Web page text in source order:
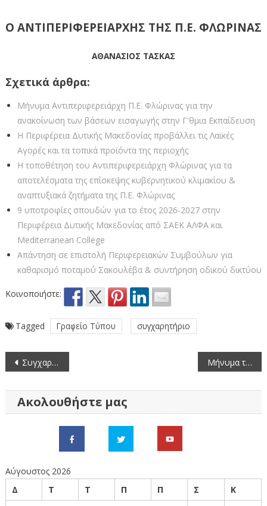
Ο ΑΝΤΙΠΕΡΙΦΕΡΕΙΑΡΧΗΣ ΤΗΣ Π.Ε. ΦΛΩΡΙΝΑΣ
ΑΘΑΝΑΣΙΟΣ ΤΑΣΚΑΣ
Σχετικά άρθρα:
Μήνυμα Αντιπεριφερειάρχη Π.Ε. Φλώρινας για την
ανακοίνωση των βάσεων εισαγωγής στην Γ'θμια Εκπαίδευση
Η Περιφέρεια Δυτικής Μακεδονίας προβάλλει τις Λαϊκές
Αγορές και τα τοπικά προϊόντα της περιοχής
Η τοποθέτηση του Αντιπεριφερειάρχη Φλώρινας για τα
αποτελέσματα της επίσκεψης κυβερνητικού κλιμακίου &
αναπτυξιακά ζητήματα της Π.Ε. Φλώρινας
9 υποτροφίες σπουδών για το έτος 2026-2027 στην
Περιφέρεια Δυτικής Μακεδονίας από ΣΑEK ΑΛΦΑ και
Mediterranean College
Απάντηση σε επιστολή Περιφερειακών Συμβούλων για
καθαρισμό ποταμού Σακουλέβα & συντήρηση οδικού δικτύου
Κοινοποιήστε:
Tagged Γραφείο Τύπου συγχαρητήριο
Πλοήγηση
Συγχαρητήριο μήνυμα σε νέους Διοικητές Περιφ. Πυροσβεστικής Διοίκησης Δυτ. Μακεδονίας & Πυροσβεστικής Υπηρεσίας Φλώρινας Μήνυμα του Αντιπεριφερειάρχη Φλώρινας Αθανάσιου Τάσκα για την εορτασμό των Τριών Ιεραρχών
Ακολουθήστε μας
Αύγουστος 2026
Δ
Τ Τ Π Π Σ
Κ